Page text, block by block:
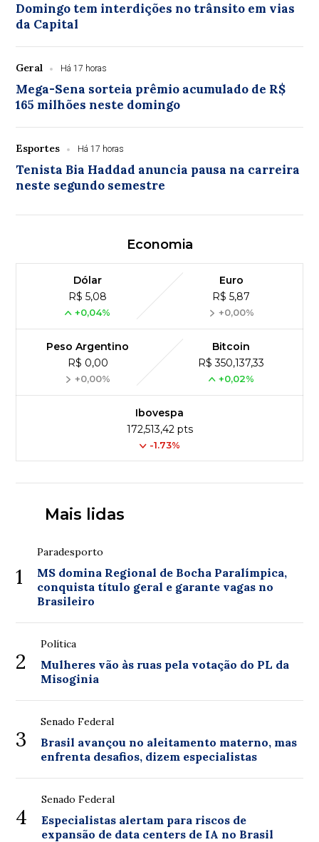
Domingo tem interdições no trânsito em vias
da Capital
Geral Há 17 horas
Mega-Sena sorteia prêmio acumulado de R$
165 milhões neste domingo
Esportes Há 17 horas
Tenista Bia Haddad anuncia pausa na carreira
neste segundo semestre
Economia
Dólar
R$ 5,08
+0,04%
Euro
R$ 5,87
+0,00%
Peso Argentino
R$ 0,00
+0,00%
Bitcoin
R$ 350,137,33
+0,02%
Ibovespa
172,513,42 pts
-1.73%
Mais lidas
1
Paradesporto
MS domina Regional de Bocha Paralímpica,
conquista título geral e garante vagas no
Brasileiro
2
Política
Mulheres vão às ruas pela votação do PL da
Misoginia
3
Senado Federal
Brasil avançou no aleitamento materno, mas
enfrenta desafios, dizem especialistas
4
Senado Federal
Especialistas alertam para riscos de
expansão de data centers de IA no Brasil